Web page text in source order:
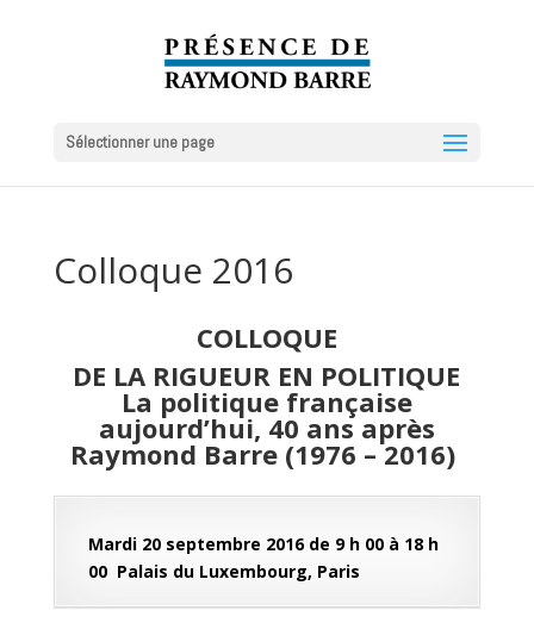
Sélectionner une page
Colloque 2016
COLLOQUE
DE LA RIGUEUR EN POLITIQUE
La politique française
aujourd’hui, 40 ans après
Raymond Barre (1976 – 2016)
Mardi 20 septembre 2016 de 9 h 00 à 18 h
00 Palais du Luxembourg, Paris